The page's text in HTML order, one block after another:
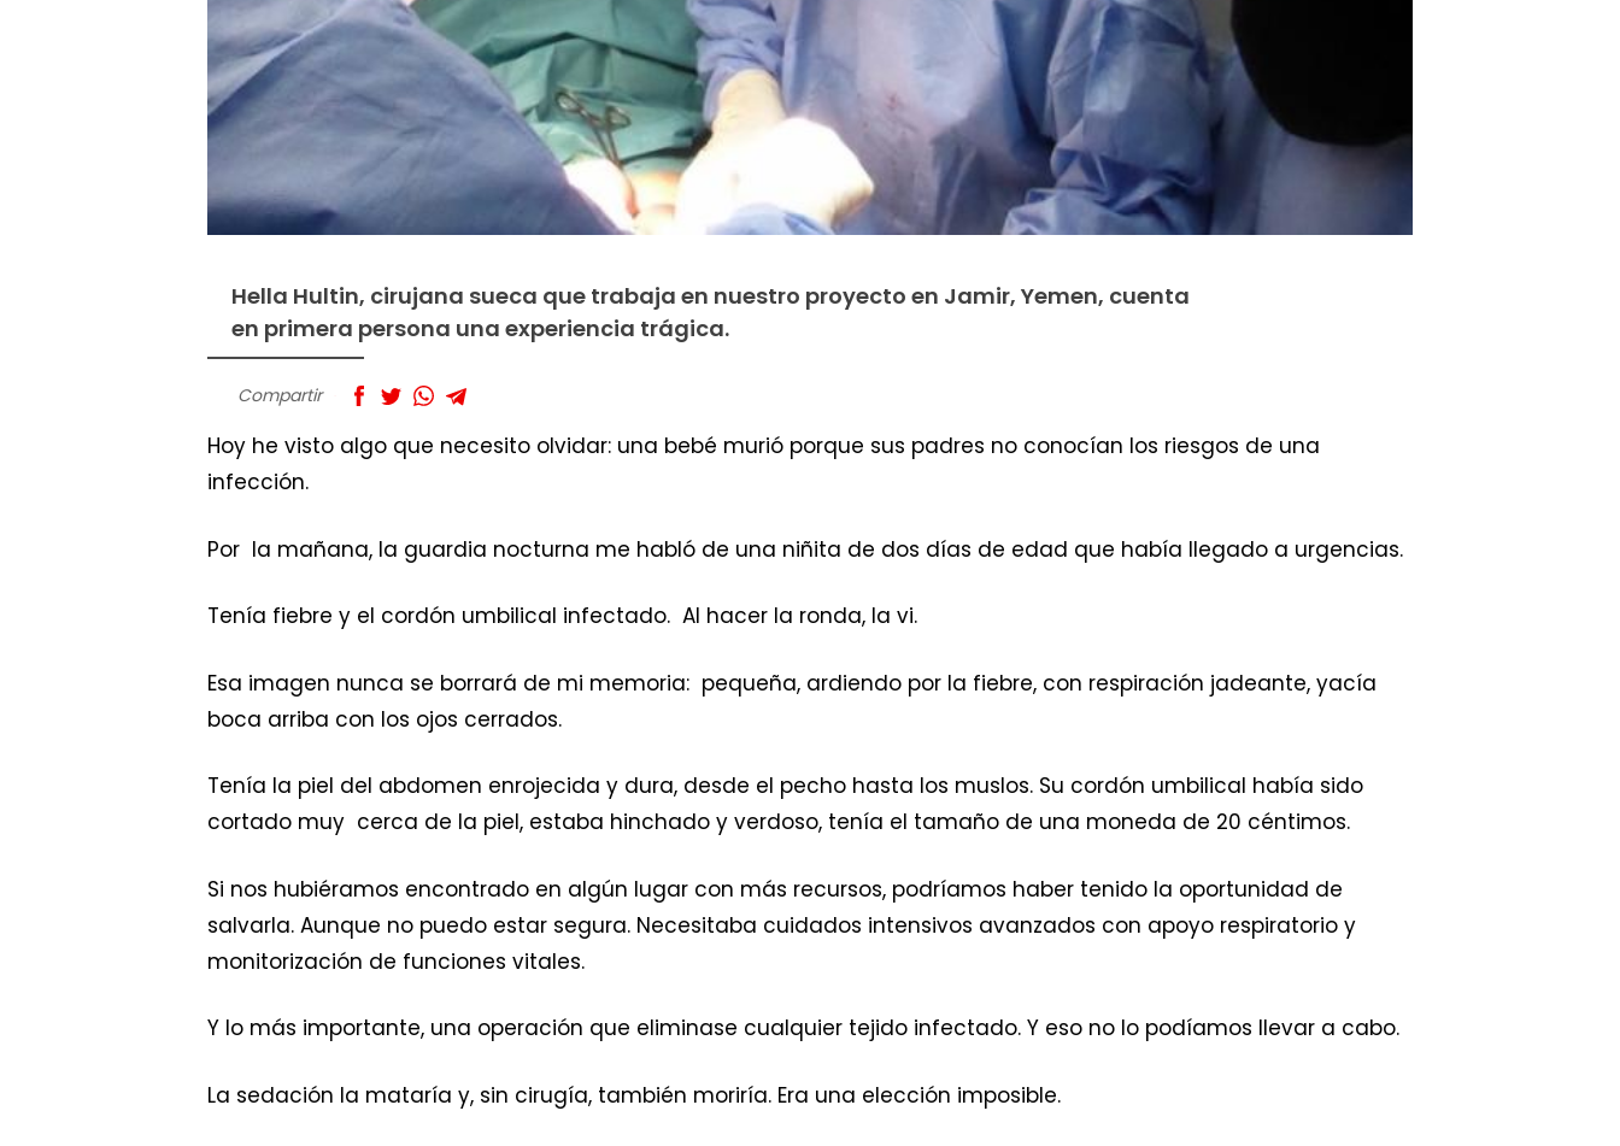
Hella Hultin, cirujana sueca que trabaja en nuestro proyecto en Jamir, Yemen, cuenta
en primera persona una experiencia trágica.
Compartir
Hoy he visto algo que necesito olvidar: una bebé murió porque sus padres no conocían los riesgos de una
infección.
Por la mañana, la guardia nocturna me habló de una niñita de dos días de edad que había llegado a urgencias.
Tenía fiebre y el cordón umbilical infectado. Al hacer la ronda, la vi.
Esa imagen nunca se borrará de mi memoria: pequeña, ardiendo por la fiebre, con respiración jadeante, yacía
boca arriba con los ojos cerrados.
Tenía la piel del abdomen enrojecida y dura, desde el pecho hasta los muslos. Su cordón umbilical había sido
cortado muy cerca de la piel, estaba hinchado y verdoso, tenía el tamaño de una moneda de 20 céntimos.
Si nos hubiéramos encontrado en algún lugar con más recursos, podríamos haber tenido la oportunidad de
salvarla. Aunque no puedo estar segura. Necesitaba cuidados intensivos avanzados con apoyo respiratorio y
monitorización de funciones vitales.
Y lo más importante, una operación que eliminase cualquier tejido infectado. Y eso no lo podíamos llevar a cabo.
La sedación la mataría y, sin cirugía, también moriría. Era una elección imposible.